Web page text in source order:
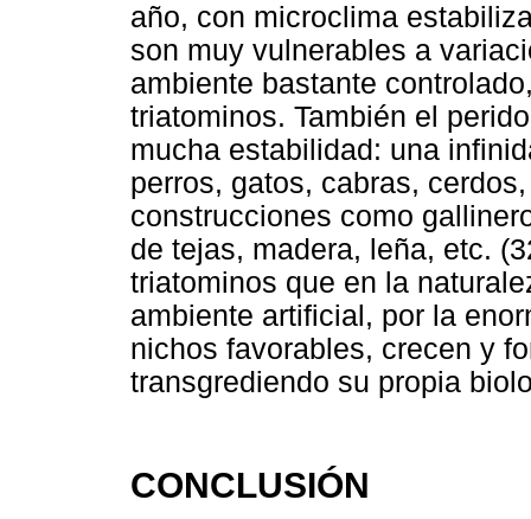
año, con microclima
son muy vulnerables a
ambiente bastante
triatominos. También el
mucha estabilidad: una
perros, gatos, cabras,
construcciones como
de tejas, madera, leña, etc.
triatominos que en la
ambiente artificial, por la
nichos favorables, crecen y
transgrediendo su propia
CONCLUSIÓN